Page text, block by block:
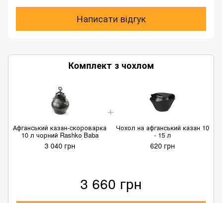
Написати відгук
Комплект з чохлом
Афганський казан-скороварка
10 л чорний Rashko Baba
3 040 грн
Чохол на афганський казан 10
- 15 л
620 грн
3 660 грн